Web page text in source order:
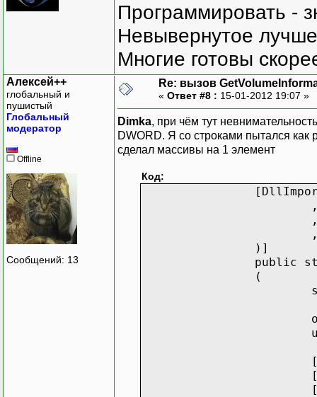
Программировать -
Невывернутое
Многие готовы
Алексей++
глобальный и
пушистый
Глобальный
модератор
Offline
Сообщений: 13
Re: вызов
« Ответ #8 : 15-01-2012 19:07 »
Dimka, при чём тут
DWORD. Я со строками пытался как
сделал массивы на 1 элемент
Код:
)]
public
(